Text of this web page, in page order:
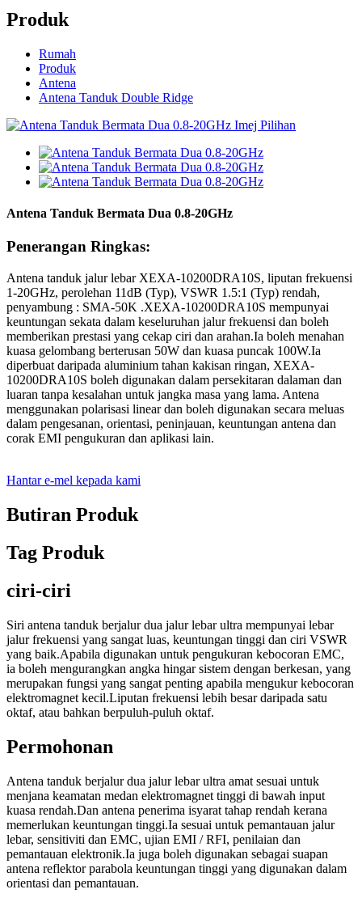
Produk
Rumah
Produk
Antena
Antena Tanduk Double Ridge
Antena Tanduk Bermata Dua 0.8-20GHz
Penerangan Ringkas:
Antena tanduk jalur lebar XEXA-10200DRA10S, liputan frekuensi
1-20GHz, perolehan 11dB (Typ), VSWR 1.5:1 (Typ) rendah,
penyambung : SMA-50K .XEXA-10200DRA10S mempunyai
keuntungan sekata dalam keseluruhan jalur frekuensi dan boleh
memberikan prestasi yang cekap ciri dan arahan.Ia boleh menahan
kuasa gelombang berterusan 50W dan kuasa puncak 100W.Ia
diperbuat daripada aluminium tahan kakisan ringan, XEXA-
10200DRA10S boleh digunakan dalam persekitaran dalaman dan
luaran tanpa kesalahan untuk jangka masa yang lama. Antena
menggunakan polarisasi linear dan boleh digunakan secara meluas
dalam pengesanan, orientasi, peninjauan, keuntungan antena dan
corak EMI pengukuran dan aplikasi lain.
Hantar e-mel kepada kami
Butiran Produk
Tag Produk
ciri-ciri
Siri antena tanduk berjalur dua jalur lebar ultra mempunyai lebar
jalur frekuensi yang sangat luas, keuntungan tinggi dan ciri VSWR
yang baik.Apabila digunakan untuk pengukuran kebocoran EMC,
ia boleh mengurangkan angka hingar sistem dengan berkesan, yang
merupakan fungsi yang sangat penting apabila mengukur kebocoran
elektromagnet kecil.Liputan frekuensi lebih besar daripada satu
oktaf, atau bahkan berpuluh-puluh oktaf.
Permohonan
Antena tanduk berjalur dua jalur lebar ultra amat sesuai untuk
menjana keamatan medan elektromagnet tinggi di bawah input
kuasa rendah.Dan antena penerima isyarat tahap rendah kerana
memerlukan keuntungan tinggi.Ia sesuai untuk pemantauan jalur
lebar, sensitiviti dan EMC, ujian EMI / RFI, penilaian dan
pemantauan elektronik.Ia juga boleh digunakan sebagai suapan
antena reflektor parabola keuntungan tinggi yang digunakan dalam
orientasi dan pemantauan.